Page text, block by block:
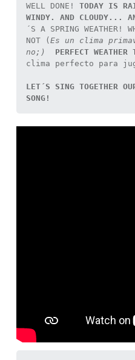
WELL DONE! TODAY IS
WINDY. AND CLOUDY...
´S A SPRING WEATHER!
NOT ( Es un clima
no;)
PERFECT
clima perfecto para
LET´S SING TOGETHER
SONG!